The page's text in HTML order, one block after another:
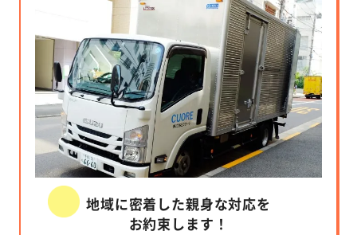
地域に密着した親身な対応を
お約束します！